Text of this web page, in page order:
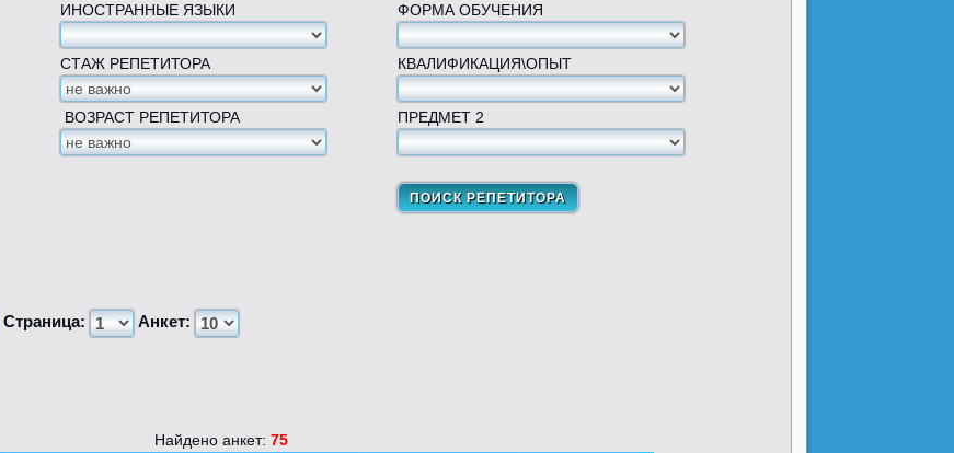
ИНОСТРАННЫЕ ЯЗЫКИ ФОРМА ОБУЧЕНИЯ
СТАЖ РЕПЕТИТОРА КВАЛИФИКАЦИЯ\ОПЫТ
ВОЗРАСТ РЕПЕТИТОРА ПРЕДМЕТ 2
Страница: Анкет:
Найдено анкет: 75